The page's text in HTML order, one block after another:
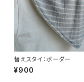
替えスタイ：ボーダー
¥900